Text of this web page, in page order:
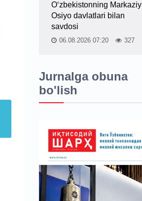
O‘zbekistonning Markaziy
Osiyo davlatlari bilan
savdosi
06.08.2026 07:20 327
Jurnalga obuna
bo'lish